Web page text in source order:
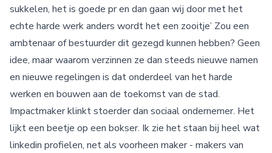
sukkelen, het is goede pr en dan gaan wij door met het
echte harde werk anders wordt het een zooitje’ Zou een
ambtenaar of bestuurder dit gezegd kunnen hebben? Geen
idee, maar waarom verzinnen ze dan steeds nieuwe namen
en nieuwe regelingen is dat onderdeel van het harde
werken en bouwen aan de toekomst van de stad.
Impactmaker klinkt stoerder dan sociaal ondernemer. Het
lijkt een beetje op een bokser. Ik zie het staan bij heel wat
linkedin profielen, net als voorheen maker - makers van